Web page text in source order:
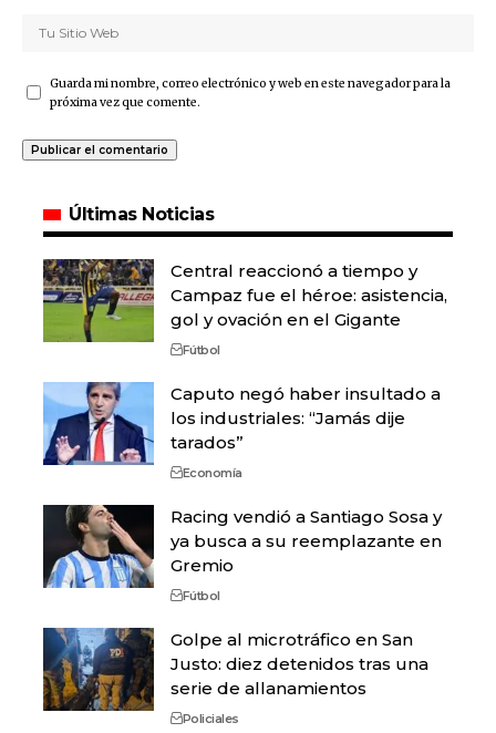
Guarda mi nombre, correo electrónico y web en este navegador para la
próxima vez que comente.
Últimas Noticias
Central reaccionó a tiempo y
Campaz fue el héroe: asistencia,
gol y ovación en el Gigante
Fútbol
Caputo negó haber insultado a
los industriales: “Jamás dije
tarados”
Economía
Racing vendió a Santiago Sosa y
ya busca a su reemplazante en
Gremio
Fútbol
Golpe al microtráfico en San
Justo: diez detenidos tras una
serie de allanamientos
Policiales